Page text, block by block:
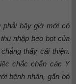
phải bây giờ mới có
nhập bèo bọt của
thấy cải thiện.
chắc chắn các Y
bệnh nhân, gắn bó